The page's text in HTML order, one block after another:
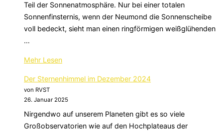
Teil der Sonnenatmosphäre. Nur bei einer totalen
Sonnenfinsternis, wenn der Neumond die Sonnenscheibe
voll bedeckt, sieht man einen ringförmigen weißglühenden
…
Mehr über
Sternenhimmel
im
2025“
Lesen
Der Sternenhimmel im Dezember 2024
von RVST
26. Januar 2025
Nirgendwo auf unserem Planeten gibt es so viele
Großobservatorien wie auf den Hochplateaus der